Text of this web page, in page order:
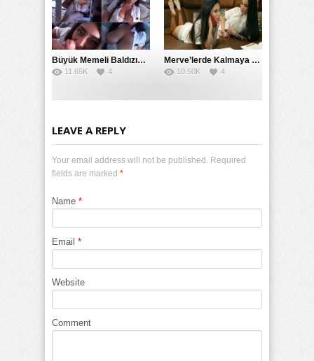
Büyük Memeli Baldızının Takipçilerinin Çoğalması İçin Yardım Etti
11.65K 4
Merve’lerde Kalmaya Gelen Liseli Kız Fanteziyi Dibine Verdirdi
10.50K 4
LEAVE A REPLY
Your email address will not be published. Required
fields are marked *
Name *
Email *
Website
Comment